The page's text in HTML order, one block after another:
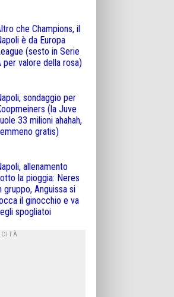
che Champions, il
è da Europa
(sesto in Serie
per valore della rosa)
sondaggio per
(la Juve
33 milioni ahahah,
gratis)
allenamento
la pioggia: Neres
gruppo, Anguissa si
il ginocchio e va
spogliatoi